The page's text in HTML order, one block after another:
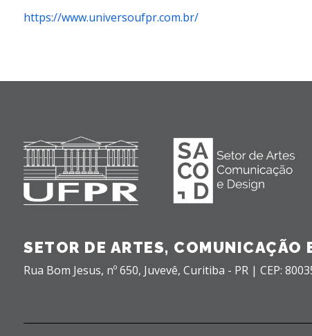
https://www.universoufpr.com.br/
SETOR DE ARTES, COMUNICAÇÃO
Rua Bom Jesus, nº 650, Juvevê, Curitiba - PR | CEP: